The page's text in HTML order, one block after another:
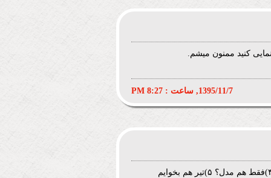
کنید ممنون میشم.
1395/11/7, ساعت : 8:27 PM
سلام خسته نباشید. ۱)اسلحه کامپیوتریه؟ ۶)کلت هم دارید؟ ۲)قیمتش چقدره؟ ۳)رنگ های دیگه ای هم داره؟ ۴)فقط هم مدل؟ ۵)تیر هم بخوایم